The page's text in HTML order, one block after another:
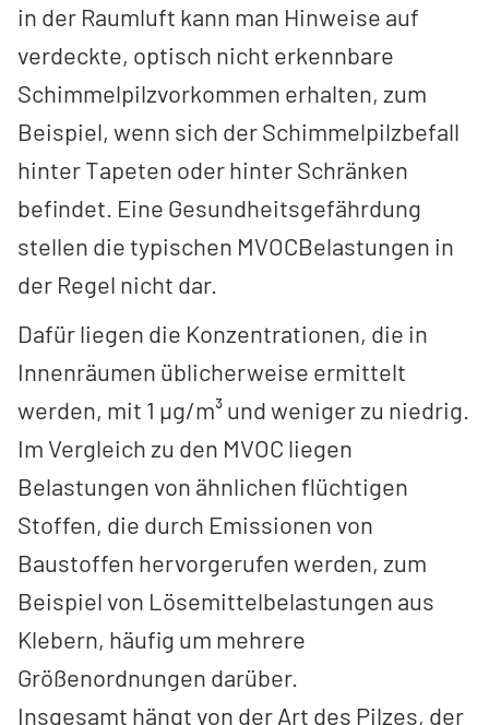
in der Raumluft kann man Hinweise auf
verdeckte, optisch nicht erkennbare
Schimmelpilzvorkommen erhalten, zum
Beispiel, wenn sich der Schimmelpilzbefall
hinter Tapeten oder hinter Schränken
befindet. Eine Gesundheitsgefährdung
stellen die typischen MVOC­Belastungen in
der Regel nicht dar.
Dafür liegen die Konzentrationen, die in
Innenräumen üblicherweise ermittelt
werden, mit 1 µg/m³ und weniger zu niedrig.
Im Vergleich zu den MVOC liegen
Belastungen von ähnlichen flüchtigen
Stoffen, die durch Emissionen von
Baustoffen hervorgerufen werden, zum
Beispiel von Lösemittelbelastungen aus
Klebern, häufig um mehrere
Größenordnungen darüber.
Insgesamt hängt von der Art des Pilzes, der